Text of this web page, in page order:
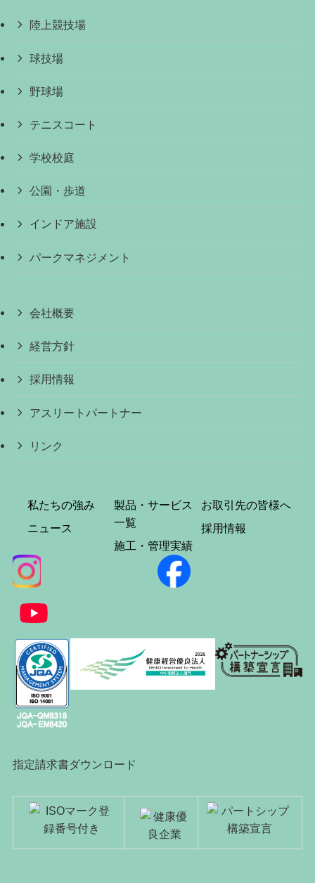
陸上競技場
球技場
野球場
テニスコート
学校校庭
公園・歩道
インドア施設
パークマネジメント
会社概要
経営方針
採用情報
アスリートパートナー
リンク
私たちの強み
ニュース
製品・サービス
一覧
施工・管理実績
お取引先の皆様へ
採用情報
指定請求書ダウンロード